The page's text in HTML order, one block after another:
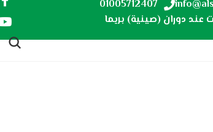
01005712407
عند دوران (صينية) بريما